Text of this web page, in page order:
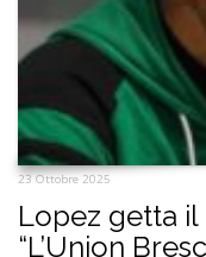
23 Ottobre 2025
Lopez getta il
“L’Union